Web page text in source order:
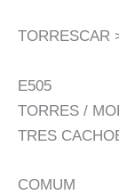
TORRESCAR
E505
TORRES /
TRES
COMUM